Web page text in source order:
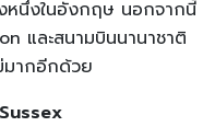
หนึ่งในอังกฤษ นอกจากนี้
และสนามบินนานาชาติ
มากอีกด้วย